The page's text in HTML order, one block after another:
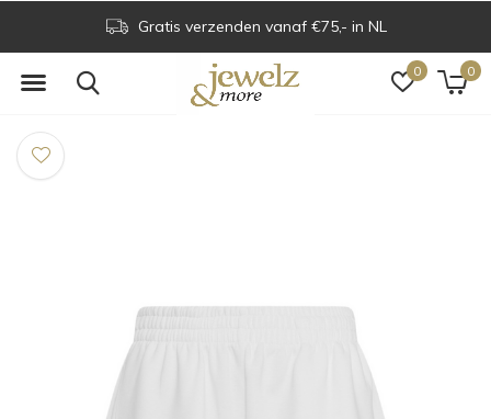
0 0
Gratis verzenden vanaf €75,- in NL